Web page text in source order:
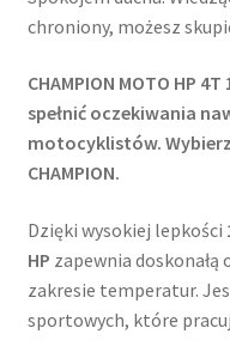
chroniony, możesz
CHAMPION MOTO HP
spełnić oczekiwania
motocyklistów.
CHAMPION.
Dzięki wysokiej lepkości
HP zapewnia
zakresie temperatur.
sportowych, które